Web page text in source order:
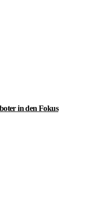
in den Fokus